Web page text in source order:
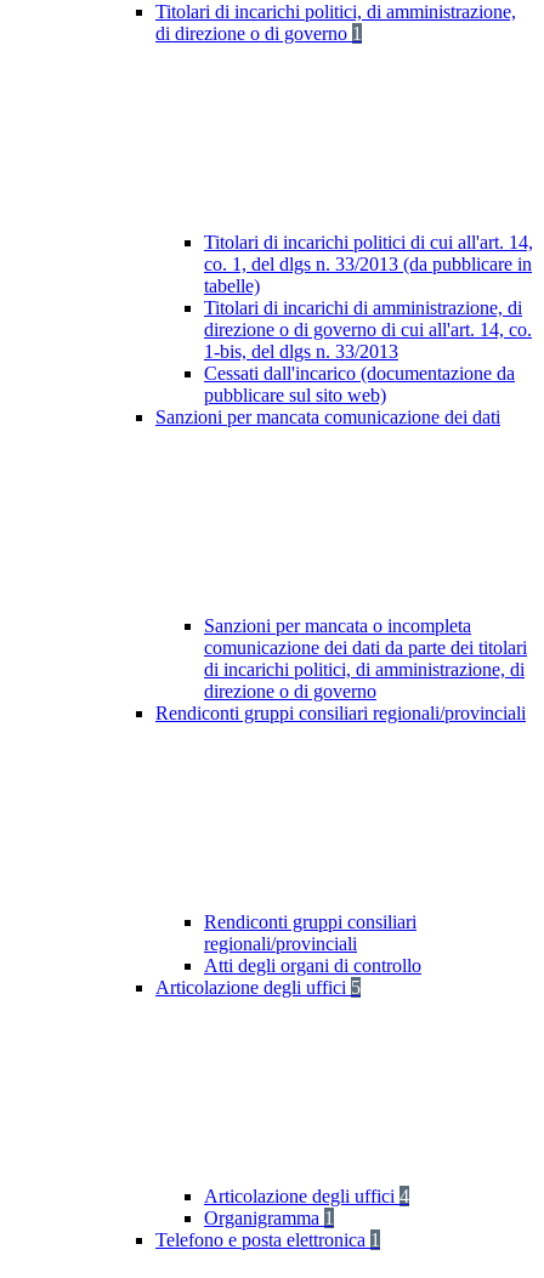
Titolari di incarichi politici, di amministrazione,
di direzione o di governo 1
Titolari di incarichi politici di cui all'art. 14,
co. 1, del dlgs n. 33/2013 (da pubblicare in
tabelle)
Titolari di incarichi di amministrazione, di
direzione o di governo di cui all'art. 14, co.
1-bis, del dlgs n. 33/2013
Cessati dall'incarico (documentazione da
pubblicare sul sito web)
Sanzioni per mancata comunicazione dei dati
Sanzioni per mancata o incompleta
comunicazione dei dati da parte dei titolari
di incarichi politici, di amministrazione, di
direzione o di governo
Rendiconti gruppi consiliari regionali/provinciali
Rendiconti gruppi consiliari
regionali/provinciali
Atti degli organi di controllo
Articolazione degli uffici 5
Articolazione degli uffici 4
Organigramma 1
Telefono e posta elettronica 1